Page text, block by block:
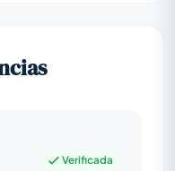
Verificada